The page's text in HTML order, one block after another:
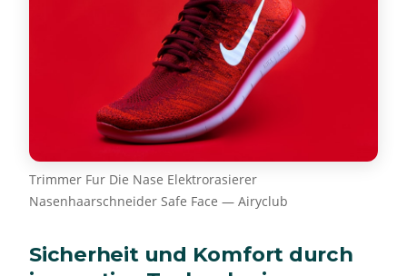
Trimmer Fur Die Nase Elektrorasierer
Nasenhaarschneider Safe Face — Airyclub
Sicherheit und Komfort durch